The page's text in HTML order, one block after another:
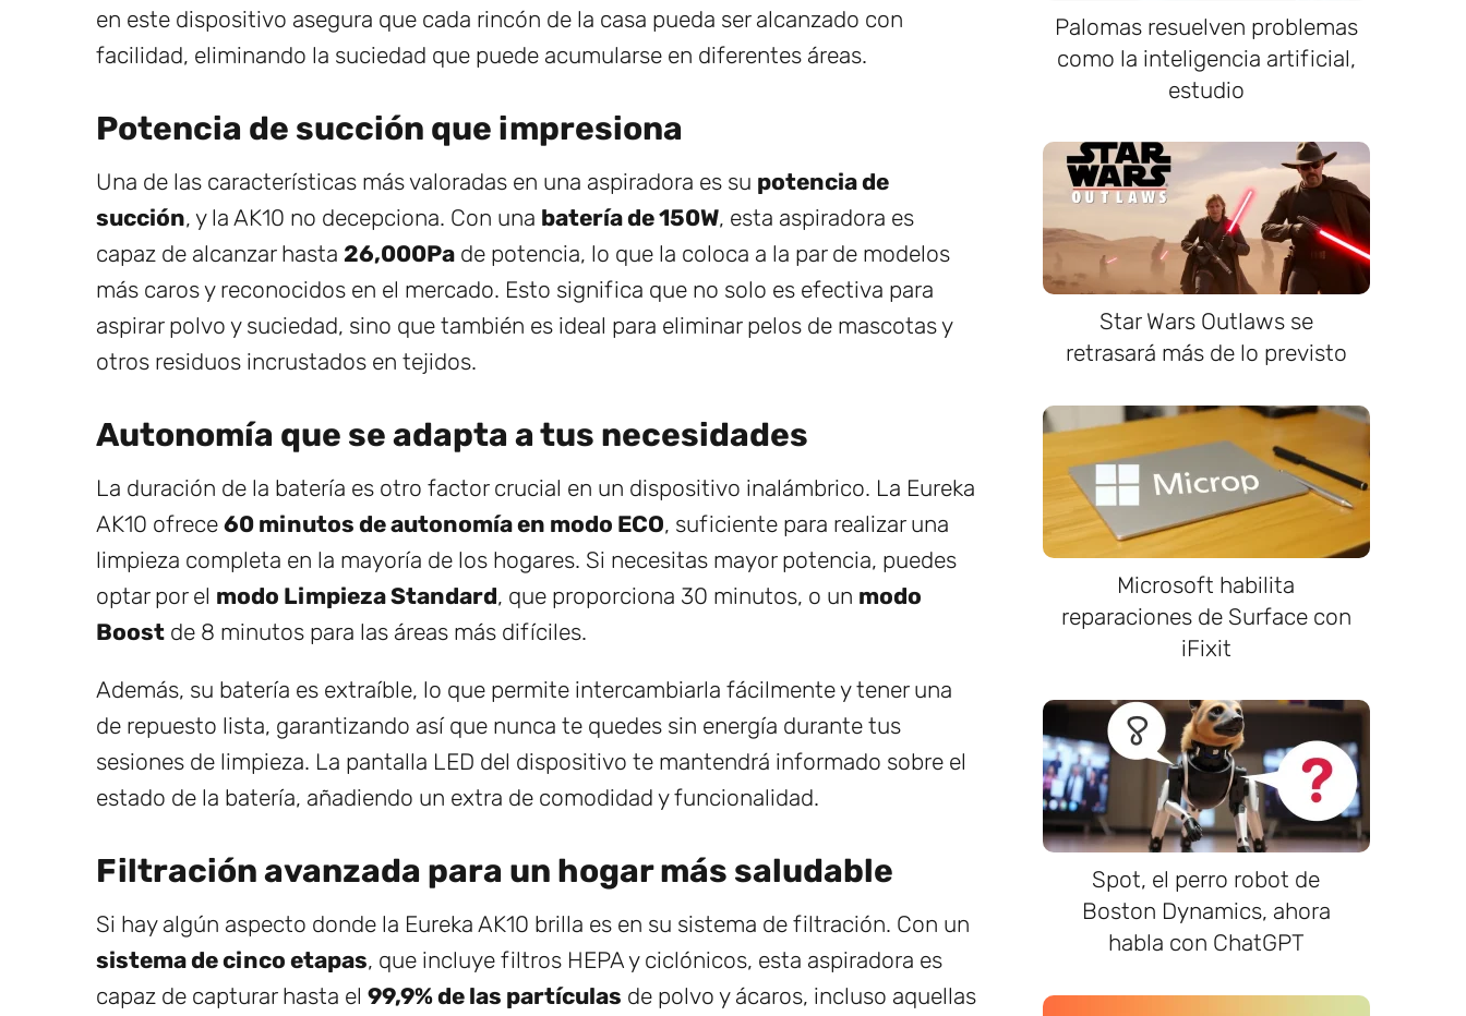
en este dispositivo asegura que cada rincón de la casa pueda ser alcanzado con
facilidad, eliminando la suciedad que puede acumularse en diferentes áreas.
Potencia de succión que impresiona
Una de las características más valoradas en una aspiradora es su potencia de
succión, y la AK10 no decepciona. Con una batería de 150W, esta aspiradora es
capaz de alcanzar hasta 26,000Pa de potencia, lo que la coloca a la par de modelos
más caros y reconocidos en el mercado. Esto significa que no solo es efectiva para
aspirar polvo y suciedad, sino que también es ideal para eliminar pelos de mascotas y
otros residuos incrustados en tejidos.
Autonomía que se adapta a tus necesidades
La duración de la batería es otro factor crucial en un dispositivo inalámbrico. La Eureka
AK10 ofrece 60 minutos de autonomía en modo ECO, suficiente para realizar una
limpieza completa en la mayoría de los hogares. Si necesitas mayor potencia, puedes
optar por el modo Limpieza Standard, que proporciona 30 minutos, o un modo
Boost de 8 minutos para las áreas más difíciles.
Además, su batería es extraíble, lo que permite intercambiarla fácilmente y tener una
de repuesto lista, garantizando así que nunca te quedes sin energía durante tus
sesiones de limpieza. La pantalla LED del dispositivo te mantendrá informado sobre el
estado de la batería, añadiendo un extra de comodidad y funcionalidad.
Filtración avanzada para un hogar más saludable
Si hay algún aspecto donde la Eureka AK10 brilla es en su sistema de filtración. Con un
sistema de cinco etapas, que incluye filtros HEPA y ciclónicos, esta aspiradora es
capaz de capturar hasta el 99,9% de las partículas de polvo y ácaros, incluso aquellas
Palomas resuelven problemas
como la inteligencia artificial,
estudio
Star Wars Outlaws se
retrasará más de lo previsto
Microsoft habilita
reparaciones de Surface con
iFixit
Spot, el perro robot de
Boston Dynamics, ahora
habla con ChatGPT